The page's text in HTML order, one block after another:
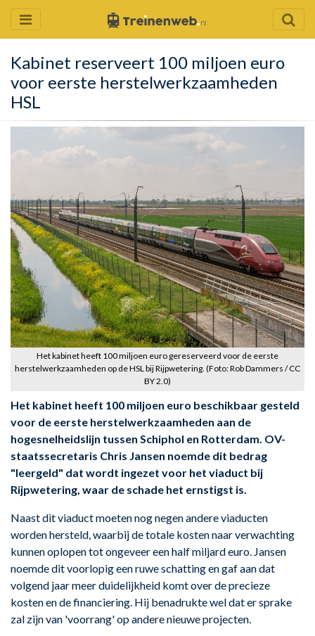
Kabinet reserveert 100 miljoen euro
voor eerste herstelwerkzaamheden
HSL
Het kabinet heeft 100 miljoen euro gereserveerd voor de eerste
herstelwerkzaamheden op de HSL bij Rijpwetering. (Foto: Rob Dammers / CC
BY 2.0)
Het kabinet heeft 100 miljoen euro beschikbaar gesteld
voor de eerste herstelwerkzaamheden aan de
hogesnelheidslijn tussen Schiphol en Rotterdam. OV-
staatssecretaris Chris Jansen noemde dit bedrag
"leergeld" dat wordt ingezet voor het viaduct bij
Rijpwetering, waar de schade het ernstigst is.
Naast dit viaduct moeten nog negen andere viaducten
worden hersteld, waarbij de totale kosten naar verwachting
kunnen oplopen tot ongeveer een half miljard euro. Jansen
noemde dit voorlopig een ruwe schatting en gaf aan dat
volgend jaar meer duidelijkheid komt over de precieze
kosten en de financiering. Hij benadrukte wel dat er sprake
zal zijn van 'voorrang' op andere nieuwe projecten.